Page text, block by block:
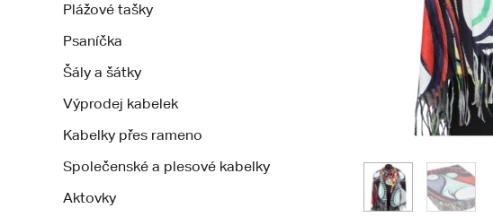
Plážové tašky
Psaníčka
Šály a šátky
Výprodej kabelek
Kabelky přes rameno
Společenské a plesové kabelky
Aktovky